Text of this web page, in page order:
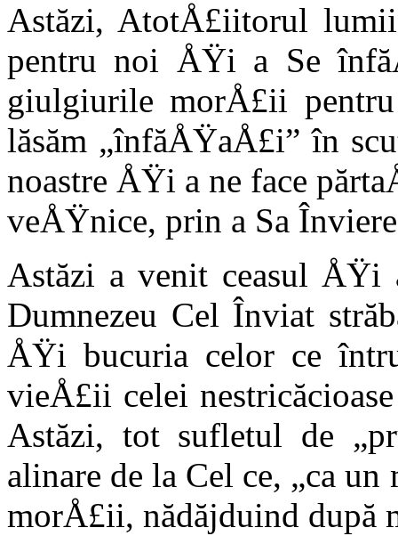
Astăzi, AtotÅ£iitorul
pentru noi ÅŸi a Se
giulgiurile morÅ£ii
lăsăm „în­făÅŸaÅ£i” în
noastre ÅŸi a ne face
veÅŸnice, prin a Sa
Astăzi a venit cea­sul ÅŸi
Dum­nezeu Cel Înviat
ÅŸi bucuria celor ce
vieÅ£ii celei
Astăzi, tot sufle­tul de
alina­re de la Cel ce, „ca un
morÅ£ii, nă­dăjduind după